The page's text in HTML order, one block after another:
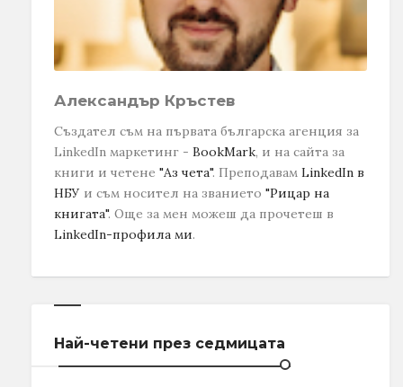
Александър Кръстев
Създател съм на първата българска агенция за
LinkedIn маркетинг - BookMark, и на сайта за
книги и четене "Аз чета". Преподавам LinkedIn в
НБУ и съм носител на званието "Рицар на
книгата". Още за мен можеш да прочетеш в
LinkedIn-профила ми.
Най-четени през седмицата